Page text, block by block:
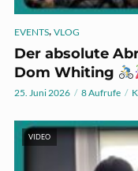
EVENTS, VLOG
Der absolute
Dom Whiting
25. Juni 2026 8 Aufrufe
VIDEO